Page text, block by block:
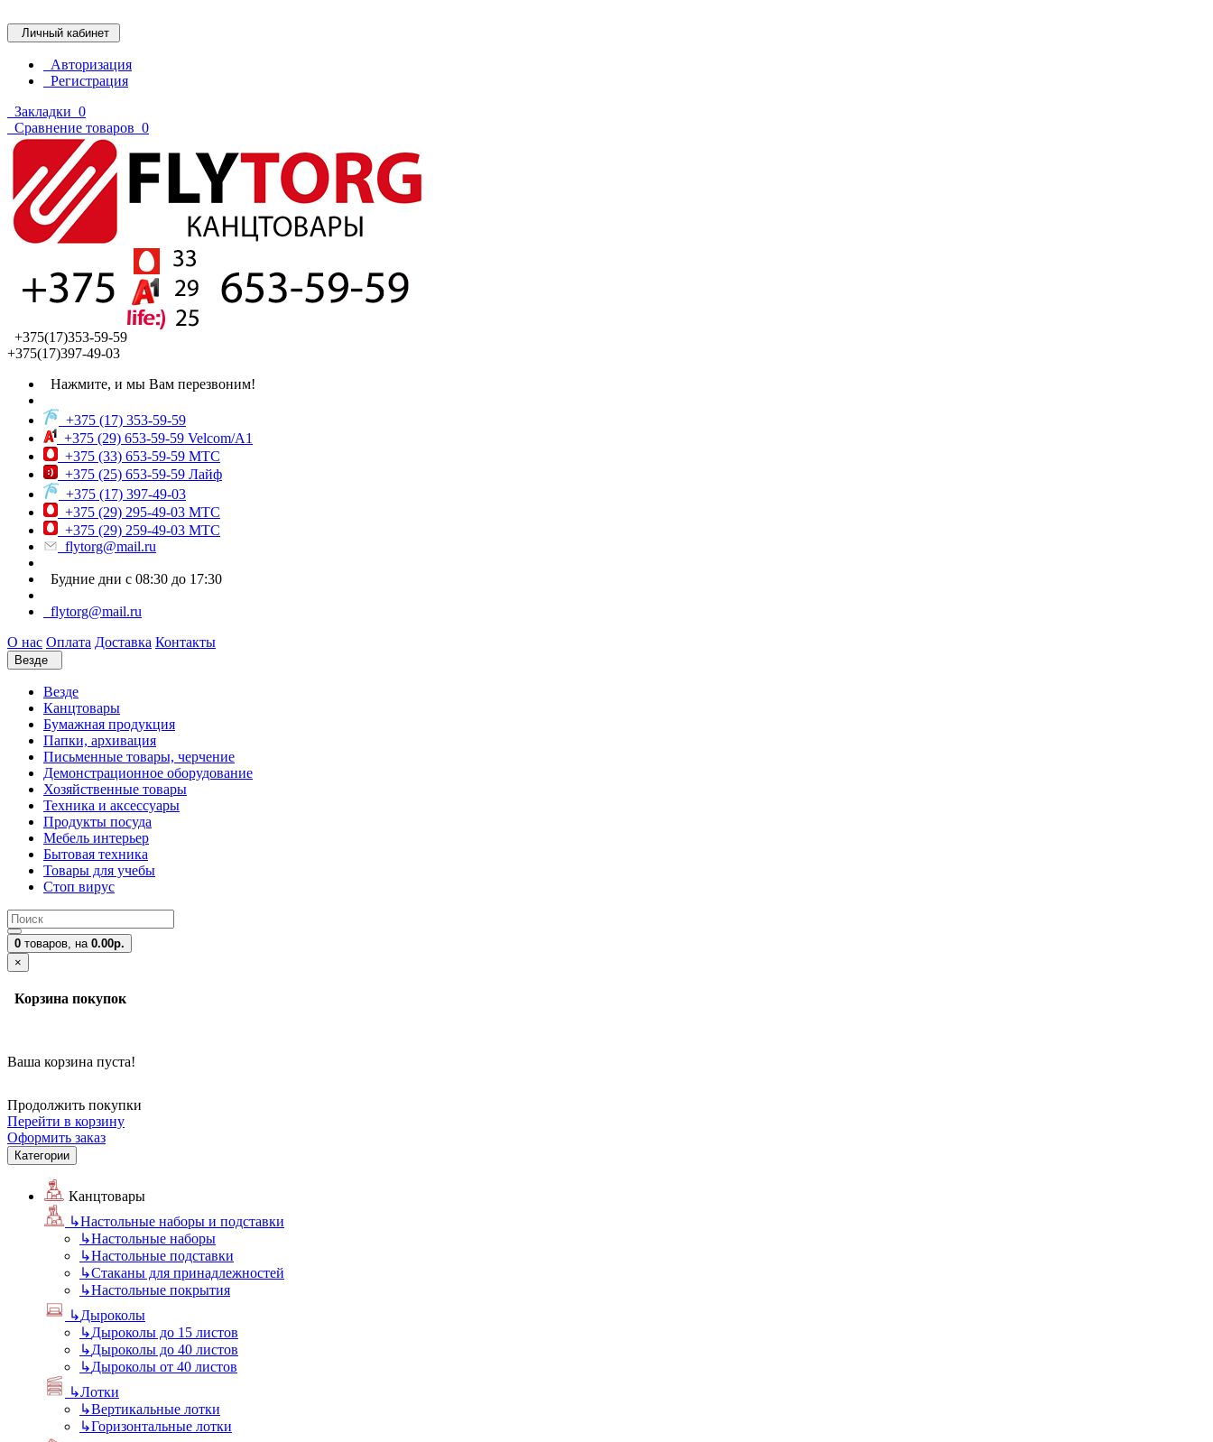
Личный кабинет
Авторизация
Регистрация
Закладки 0
Сравнение товаров 0
+375(17)353-59-59
+375(17)397-49-03
Нажмите, и мы Вам перезвоним!
+375 (17) 353-59-59
+375 (29) 653-59-59 Velcom/A1
+375 (33) 653-59-59 МТС
+375 (25) 653-59-59 Лайф
+375 (17) 397-49-03
+375 (29) 295-49-03 МТС
+375 (29) 259-49-03 МТС
flytorg@mail.ru
Будние дни с 08:30 до 17:30
flytorg@mail.ru
О нас Оплата Доставка Контакты
Везде
Везде
Канцтовары
Бумажная продукция
Папки, архивация
Письменные товары, черчение
Демонстрационное оборудование
Хозяйственные товары
Техника и аксессуары
Продукты посуда
Мебель интерьер
Бытовая техника
Товары для учебы
Стоп вирус
0 товаров, на 0.00р.
×
Корзина покупок
Ваша корзина пуста!
Продолжить покупки
Перейти в корзину
Оформить заказ
Категории
Канцтовары
↳Настольные наборы и подставки
↳Настольные наборы
↳Настольные подставки
↳Стаканы для принадлежностей
↳Настольные покрытия
↳Дыроколы
↳Дыроколы до 15 листов
↳Дыроколы до 40 листов
↳Дыроколы от 40 листов
↳Лотки
↳Вертикальные лотки
↳Горизонтальные лотки